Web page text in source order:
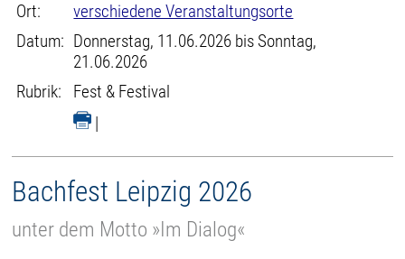
Ort:
verschiedene Veranstaltungsorte
Datum: Donnerstag, 11.06.2026 bis Sonntag,
21.06.2026
Rubrik:
Fest & Festival
|
Bachfest Leipzig 2026
unter dem Motto »Im Dialog«